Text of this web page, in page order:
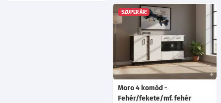
SZUPER ÁR!
Moro 4 komód -
Fehér/fekete/mf. fehér